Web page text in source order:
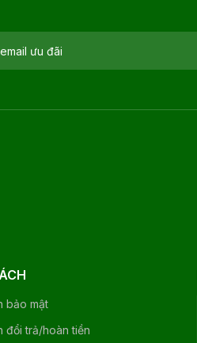
bảo mật
đổi trả/hoàn tiền